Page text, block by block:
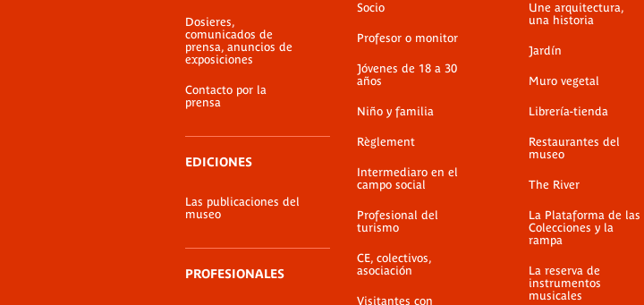
página
Dosieres,
comunicados de
prensa, anuncios de
exposiciones
Contacto por la
prensa
EDICIONES
Las publicaciones del
museo
PROFESIONALES
Socio
Profesor o monitor
Jóvenes de 18 a 30
años
Niño y familia
Règlement
Intermediaro en el
campo social
Profesional del
turismo
CE, colectivos,
asociación
Visitantes con
Une arquitectura,
una historia
Jardín
Muro vegetal
Librería-tienda
Restaurantes del
museo
The River
La Plataforma de las
Colecciones y la
rampa
La reserva de
instrumentos
musicales